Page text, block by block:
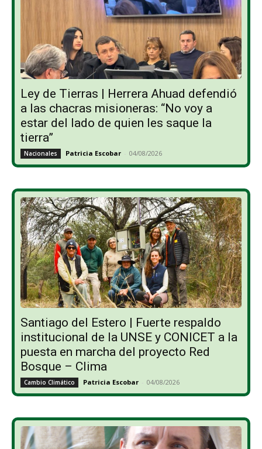
Ley de Tierras | Herrera Ahuad defendió
a las chacras misioneras: “No voy a
estar del lado de quien les saque la
tierra”
Nacionales Patricia Escobar - 04/08/2026
Santiago del Estero | Fuerte respaldo
institucional de la UNSE y CONICET a la
puesta en marcha del proyecto Red
Bosque – Clima
Cambio Climático Patricia Escobar - 04/08/2026